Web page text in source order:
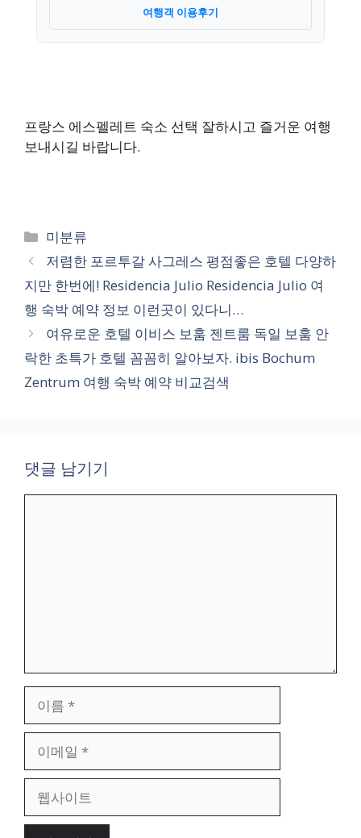
여행객 이용후기
프랑스 에스펠레트 숙소 선택 잘하시고 즐거운 여행
보내시길 바랍니다.
카
테
고
리
미분류
저렴한 포르투갈 사그레스 평점좋은 호텔 다양하
지만 한번에! Residencia Julio Residencia Julio 여
행 숙박 예약 정보 이런곳이 있다니…
여유로운 호텔 이비스 보훔 젠트룸 독일 보훔 안
락한 초특가 호텔 꼼꼼히 알아보자. ibis Bochum
Zentrum 여행 숙박 예약 비교검색
댓글 남기기
일
이